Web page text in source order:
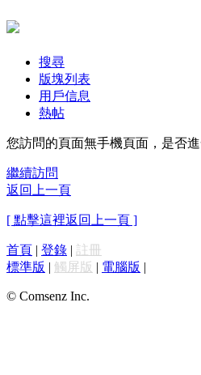
搜尋
版塊列表
用戶信息
熱帖
您訪問的頁面無手機頁面，是否
繼續訪問
返回上一頁
[ 點擊這裡返回上一頁 ]
首頁 | 登錄 | 註冊
標準版 | 觸屏版 | 電腦版 |
© Comsenz Inc.